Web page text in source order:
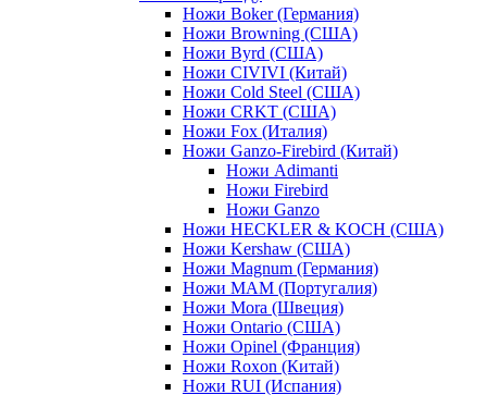
Ножи Boker (Германия)
Ножи Browning (США)
Ножи Byrd (США)
Ножи CIVIVI (Китай)
Ножи Cold Steel (США)
Ножи CRKT (США)
Ножи Fox (Италия)
Ножи Ganzo-Firebird (Китай)
Ножи Adimanti
Ножи Firebird
Ножи Ganzo
Ножи HECKLER & KOCH (США)
Ножи Kershaw (США)
Ножи Magnum (Германия)
Ножи MAM (Португалия)
Ножи Mora (Швеция)
Ножи Ontario (США)
Ножи Opinel (Франция)
Ножи Roxon (Китай)
Ножи RUI (Испания)